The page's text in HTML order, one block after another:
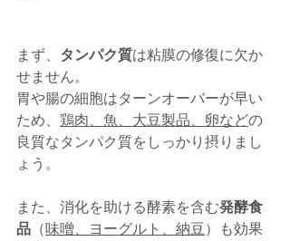
まず、 タンパク質は粘膜の修復に欠か
せません。
胃や腸の細胞はターンオーバーが早い
ため、 鶏肉、魚、大豆製品、卵などの
良質なタンパク質をしっかり摂りまし
ょう。
また、消化を助ける酵素を含む発酵食
品 （味噌、ヨーグルト、納豆）も効果